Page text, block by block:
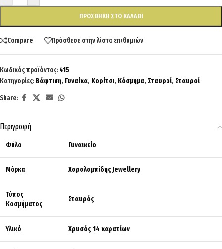
ΠΡΟΣΘΉΚΗ ΣΤΟ ΚΑΛΆΘΙ
Compare Πρόσθεσε στην λίστα επιθυμιών
Κωδικός προϊόντος: 415
Κατηγορίες: Βάφτιση, Γυναίκα, Κορίτσι, Κόσμημα, Σταυροί, Σταυροί
Share:
Περιγραφή
Φύλο Γυναικείο
Μάρκα Χαραλαμπίδης Jewellery
Τύπος
Κοσμήματος
Σταυρός
Υλικό Χρυσός 14 καρατίων